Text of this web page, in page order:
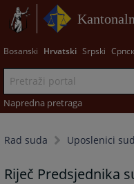
Bosanski Hrvatski Srpski
Napredna pretraga
Rad suda Uposlenici
Riječ Predsjednika